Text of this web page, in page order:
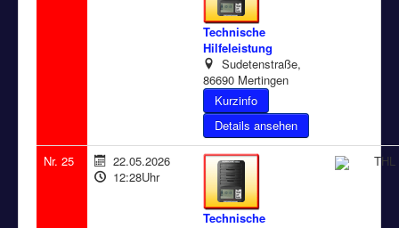
Technische
Hilfeleistung
Sudetenstraße,
86690 Mertingen
Details ansehen
Nr. 25
22.05.2026
12:28Uhr
Technische
THL